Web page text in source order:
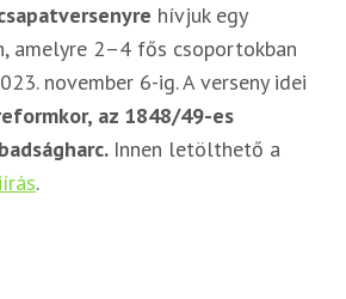
hívjuk egy
amelyre 2–4 fős csoportokban
november 6-ig. A verseny idei
az 1848/49-es
Innen letölthető a
.